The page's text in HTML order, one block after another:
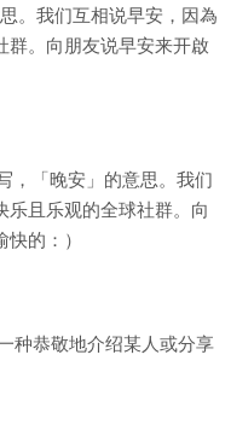
。我们互相说早安，因為
群。向朋友说早安来开啟
，「晚安」的意思。我们
乐且乐观的全球社群。向
的：）
种恭敬地介绍某人或分享